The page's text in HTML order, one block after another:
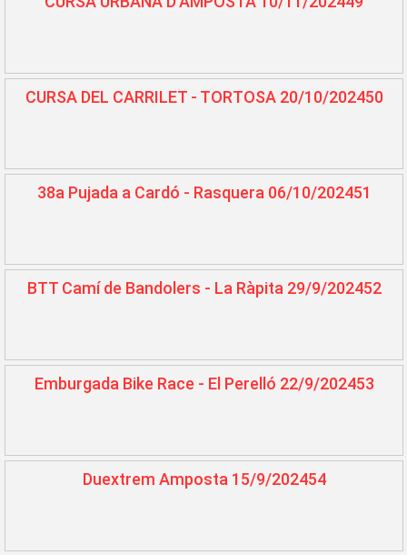
CURSA DEL CARRILET - TORTOSA 20/10/202450
38a Pujada a Cardó - Rasquera 06/10/202451
BTT Camí de Bandolers - La Ràpita 29/9/202452
Emburgada Bike Race - El Perelló 22/9/202453
Duextrem Amposta 15/9/202454